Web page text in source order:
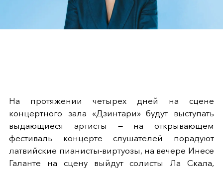
На протяжении четырех дней на сцене
концертного зала «Дзинтари» будут выступать
выдающиеся артисты — на открывающем
фестиваль концерте слушателей порадуют
латвийские пианисты-виртуозы, на вечере Инесе
Галанте на сцену выйдут солисты Ла Скала,